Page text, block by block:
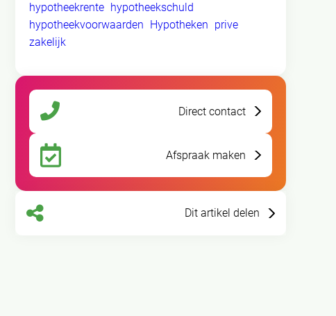
hypotheekrente hypotheekschuld
hypotheekvoorwaarden Hypotheken prive
zakelijk
Direct contact
Afspraak maken
Dit artikel delen